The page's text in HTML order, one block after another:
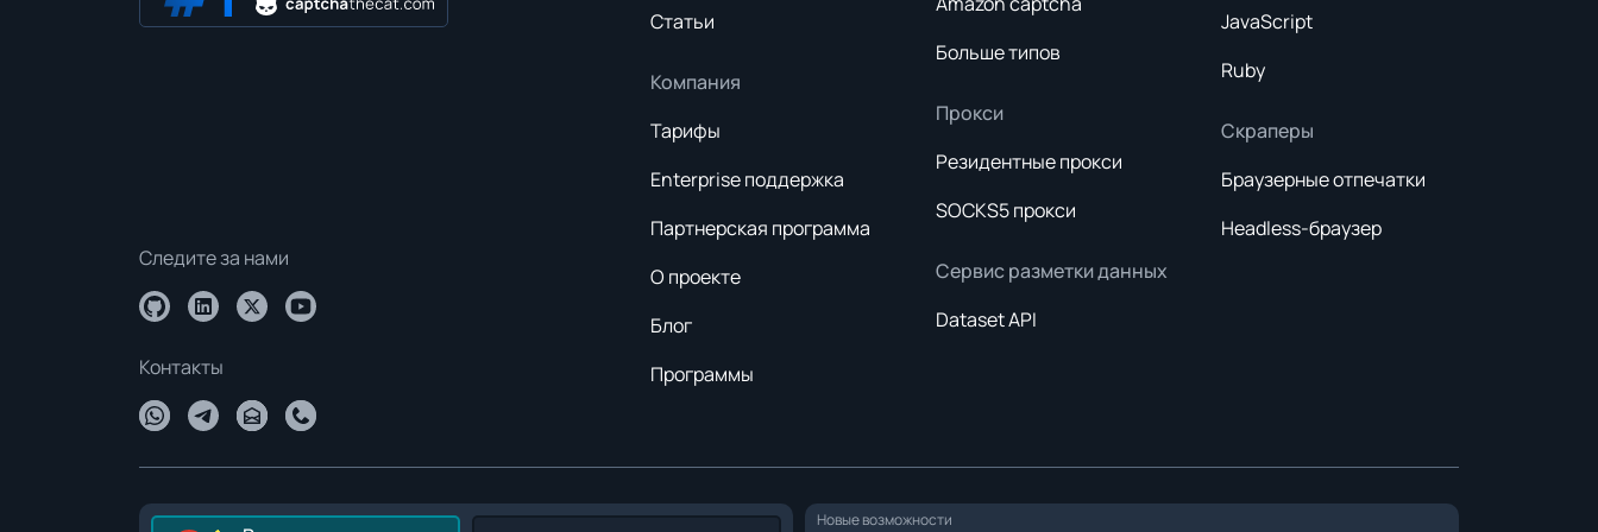
Статьи
Компания
Тарифы
Enterprise поддержка
Партнерская программа
О проекте
Блог
Программы
Больше типов
Прокси
Резидентные прокси
SOCKS5 прокси
Сервис разметки данных
Dataset API
JavaScript
Ruby
Скраперы
Браузерные отпечатки
Headless-браузер
Следите за нами
Контакты
Новые возможности